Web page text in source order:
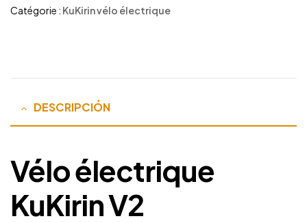
Catégorie : KuKirin vélo électrique
DESCRIPCIÓN
Vélo électrique
KuKirin V2